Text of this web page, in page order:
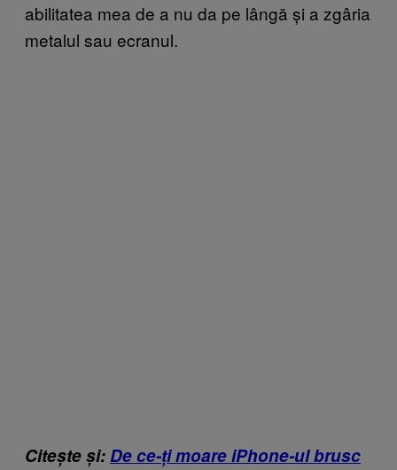
abilitatea mea de a nu da pe lângă și a zgâria
metalul sau ecranul.
Citește și:De ce-ți moare iPhone-ul brusc